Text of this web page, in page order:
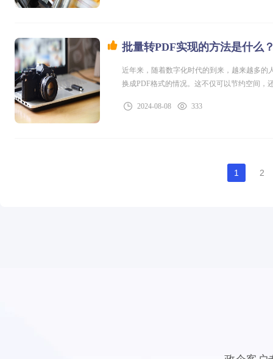
批量转PDF实现的方法是什么
近年来，随着数字化时代的到来，越来越多的
换成PDF格式的情况。这不仅可以节约空间，
换成PDF，让我们告别繁杂的操作流程，省
2024-08-08 333
1 2